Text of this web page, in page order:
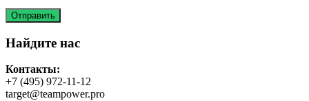
Найдите нас
Контакты:
+7 (495) 972-11-12
target@teampower.pro